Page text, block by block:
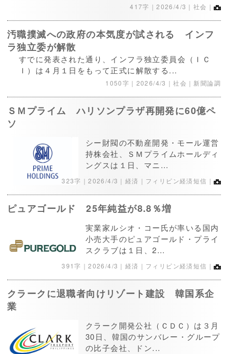
417字｜2026/4/3 ｜社会｜
汚職撲滅への政府の本気度が試される インフ
ラ独立委が解散
すでに発表された通り、インフラ独立委員会（ＩＣ
Ｉ）は４月１日をもって正式に解散する...
1050字｜ 2026/4/3 ｜社会｜新聞論調
ＳＭプライム ハリソンプラザ再開発に60億ペ
ソ
シー財閥の不動産開発・モール運営
持株会社、ＳＭプライムホールディ
ングスは１日、マニ...
323字｜2026/4/3 ｜経済｜フィリピン経済短信｜
ピュアゴールド 25年純益が8.8％増
実業家ルシオ・コー氏が率いる国内
小売大手のピュアゴールド・プライ
スクラブは１日、2...
391字｜2026/4/3 ｜経済｜フィリピン経済短信｜
クラークに退職者向けリゾート建設 韓国系企
業
クラーク開発公社（ＣＤＣ）は３月
30日、韓国のサンバレー・グループ
の比子会社、ドン...